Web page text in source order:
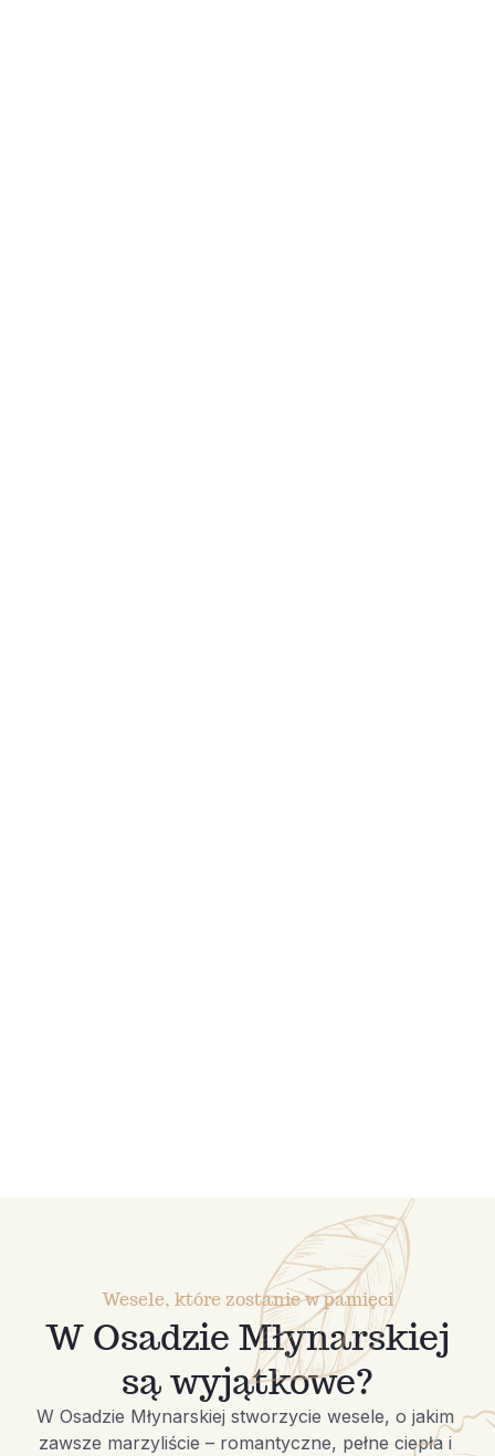
Wesele, które zostanie w pamięci
W Osadzie Młynarskiej
są wyjątkowe?
W Osadzie Młynarskiej stworzycie wesele, o jakim
zawsze marzyliście – romantyczne, pełne ciepła i